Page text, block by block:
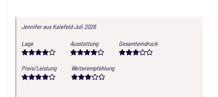
Jenniferaus KalefeldJuli 2026
Lage Ausstattung Gesamteindruck
Preis/Leistung Weiterempfehlung